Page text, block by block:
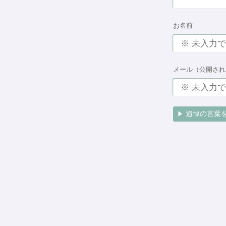
お名前
メール（公開さ